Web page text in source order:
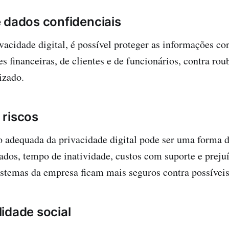
dados confidenciais
digital, é possível proteger as informações
financeiras, de clientes e de funcionários, contra
riscos
adequada da privacidade digital pode ser uma forma
tempo de inatividade, custos com suporte e
da empresa ficam mais seguros contra
social